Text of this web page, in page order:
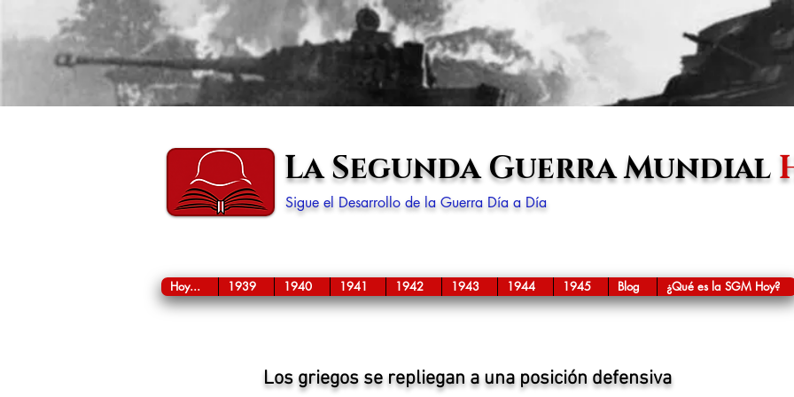
La Segunda Guerra Mundial
Sigue el Desarrollo de la Guerra Día a Día
Hoy... 1939 1940 1941 1942 1943 1944 1945 Blog ¿Qué es la SGM Hoy?
Los griegos se repliegan a una posición defensiva